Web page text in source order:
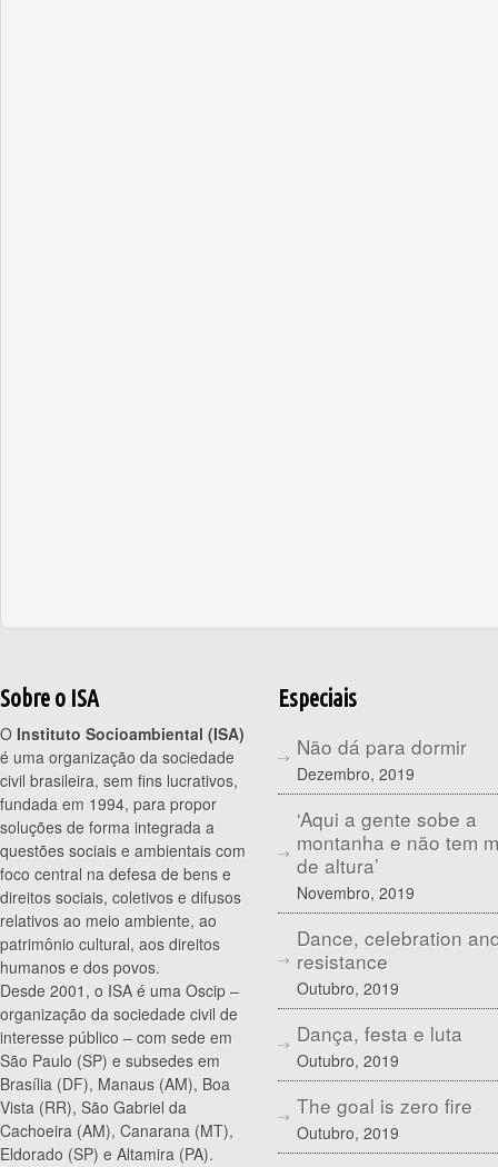
Sobre o ISA
O Instituto Socioambiental (ISA)
é uma organização da sociedade
civil brasileira, sem fins lucrativos,
fundada em 1994, para propor
soluções de forma integrada a
questões sociais e ambientais com
foco central na defesa de bens e
direitos sociais, coletivos e difusos
relativos ao meio ambiente, ao
patrimônio cultural, aos direitos
humanos e dos povos.
Desde 2001, o ISA é uma Oscip –
organização da sociedade civil de
interesse público – com sede em
São Paulo (SP) e subsedes em
Brasília (DF), Manaus (AM), Boa
Vista (RR), São Gabriel da
Cachoeira (AM), Canarana (MT),
Eldorado (SP) e Altamira (PA).
Especiais
Não dá para dormir
Dezembro, 2019
‘Aqui a gente sobe a
montanha e não tem
de altura’
Novembro, 2019
Dance, celebration
resistance
Outubro, 2019
Dança, festa e luta
Outubro, 2019
The goal is zero fire
Outubro, 2019